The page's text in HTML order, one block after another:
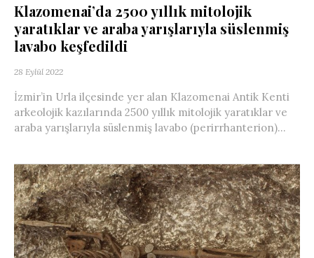
Klazomenai’da 2500 yıllık mitolojik
yaratıklar ve araba yarışlarıyla süslenmiş
lavabo keşfedildi
28 Eylül 2022
İzmir’in Urla ilçesinde yer alan Klazomenai Antik Kenti
arkeolojik kazılarında 2500 yıllık mitolojik yaratıklar ve
araba yarışlarıyla süslenmiş lavabo (perirrhanterion)...